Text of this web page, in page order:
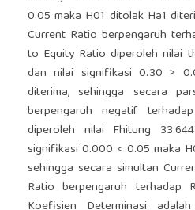
0.05 maka H01 ditolak Ha1
Current Ratio berpengaruh
to Equity Ratio diperoleh nilai
dan nilai signifikasi 0.30 >
diterima, sehingga secara
berpengaruh negatif
diperoleh nilai Fhitung
signifikasi 0.000 < 0.05 maka
sehingga secara simultan
Ratio berpengaruh